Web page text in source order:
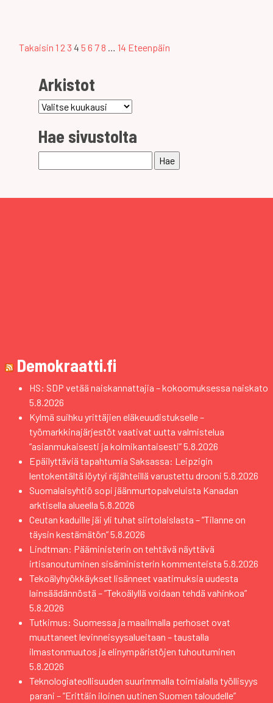
Artikkeleiden
Takaisin 1 2 3 4 5 6 7 8 … 14 Eteenpäin
Arkistot
Arkistot
Hae sivustolta
Demokraatti.fi
HS: SDP vetää naiskannattajia – kokoomuksessa naiskato
5.8.2026
Kylmä suihku yrittäjien eläkeuudistukselle –
työmarkkinajärjestöt vaativat uutta valmistelua
”asianmukaisesti ja kolmikantaisesti”5.8.2026
Epäilyttäviä tapahtumia Saksassa: Leipzigin
lentokentältä löytyi räjähteillä varustettu drooni 5.8.2026
Suomalaisyhtiö sopi jäänmurtopalveluista Kanadan
arktisella alueella 5.8.2026
Ceutan kaduille jäi yli tuhat siirtolaislasta – ”Tilanne on
täysin kestämätön”5.8.2026
Lindtman: Pääministerin on tehtävä näyttävä
irtisanoutuminen sisäministerin kommenteista 5.8.2026
Tekoälyhyökkäykset lisänneet vaatimuksia uudesta
lainsäädännöstä – ”Tekoälyllä voidaan tehdä vahinkoa”
5.8.2026
Tutkimus: Suomessa ja maailmalla perhoset ovat
muuttaneet levinneisyysalueitaan – taustalla
ilmastonmuutos ja elinympäristöjen tuhoutuminen
5.8.2026
Teknologiateollisuuden suurimmalla toimialalla työllisyys
parani – ”Erittäin iloinen uutinen Suomen taloudelle”